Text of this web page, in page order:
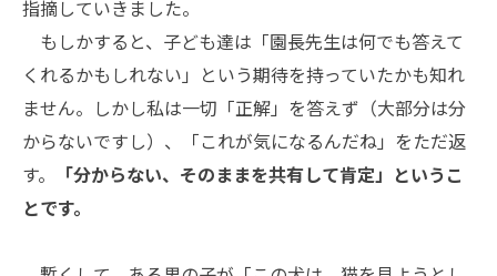
指摘していきました。
もしかすると、子ども達は「園長先生は何でも答えて
くれるかもしれない」という期待を持っていたかも知れ
ません。しかし私は一切「正解」を答えず（大部分は分
からないですし）、「これが気になるんだね」をただ返
す。
「分からない、そのままを共有して肯定」というこ
とです。